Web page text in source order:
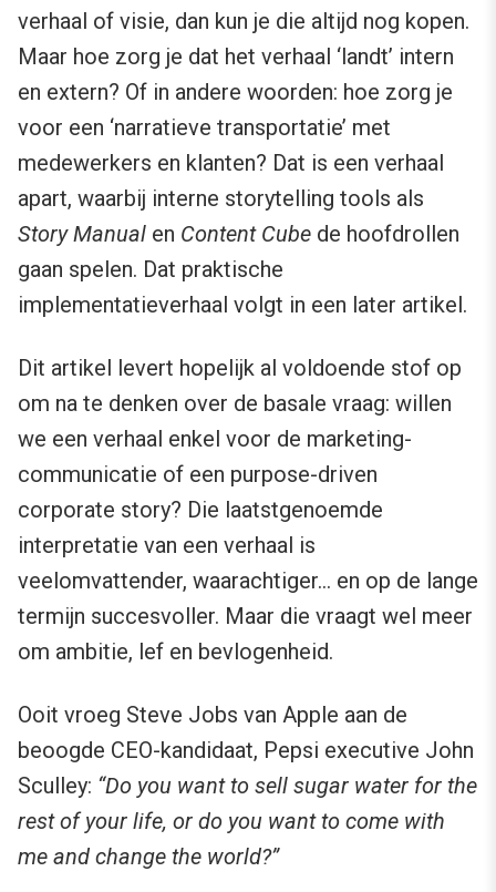
verhaal of visie, dan kun je die altijd nog kopen.
Maar hoe zorg je dat het verhaal ‘landt’ intern
en extern? Of in andere woorden: hoe zorg je
voor een ‘narratieve transportatie’ met
medewerkers en klanten? Dat is een verhaal
apart, waarbij interne storytelling tools als
Story Manual en Content Cube de hoofdrollen
gaan spelen. Dat praktische
implementatieverhaal volgt in een later artikel.
Dit artikel levert hopelijk al voldoende stof op
om na te denken over de basale vraag: willen
we een verhaal enkel voor de marketing-
communicatie of een purpose-driven
corporate story? Die laatstgenoemde
interpretatie van een verhaal is
veelomvattender, waarachtiger… en op de lange
termijn succesvoller. Maar die vraagt wel meer
om ambitie, lef en bevlogenheid.
Ooit vroeg Steve Jobs van Apple aan de
beoogde CEO-kandidaat, Pepsi executive John
Sculley: “Do you want to sell sugar water for the
rest of your life, or do you want to come with
me and change the world?”